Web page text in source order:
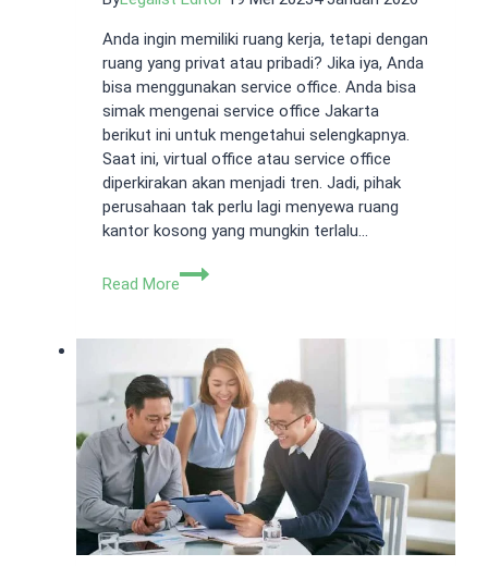
Anda ingin memiliki ruang kerja, tetapi dengan
ruang yang privat atau pribadi? Jika iya, Anda
bisa menggunakan service office. Anda bisa
simak mengenai service office Jakarta
berikut ini untuk mengetahui selengkapnya.
Saat ini, virtual office atau service office
diperkirakan akan menjadi tren. Jadi, pihak
perusahaan tak perlu lagi menyewa ruang
kantor kosong yang mungkin terlalu…
Read More
Service